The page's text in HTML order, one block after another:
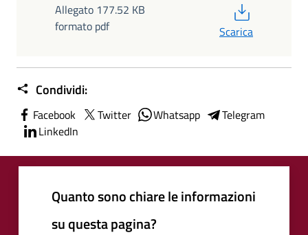
Allegato 177.52 KB
formato pdf
Scarica
Condividi:
Facebook Twitter Whatsapp
Telegram
LinkedIn
Quanto sono chiare le informazioni
su questa pagina?